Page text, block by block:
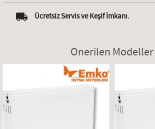
Ücretsiz Servis ve Keşif İmkanı.
Onerilen Modeller